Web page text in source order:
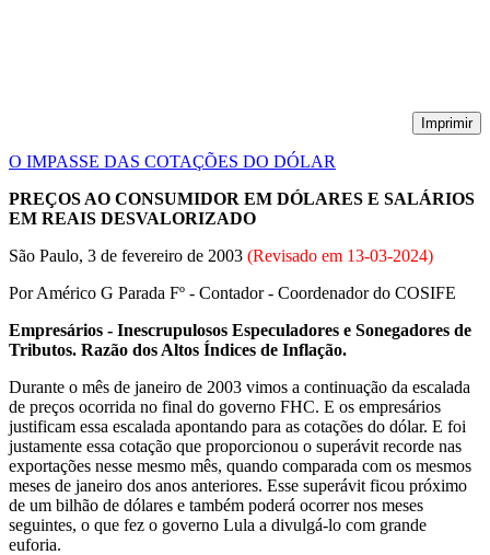
Imprimir
O IMPASSE DAS COTAÇÕES DO DÓLAR
PREÇOS AO CONSUMIDOR EM DÓLARES E SALÁRIOS
EM REAIS DESVALORIZADO
São Paulo, 3 de fevereiro de 2003 (Revisado em 13-03-2024)
Por Américo G Parada Fº - Contador - Coordenador do COSIFE
Empresários - Inescrupulosos Especuladores e Sonegadores de
Tributos. Razão dos Altos Índices de Inflação.
Durante o mês de janeiro de 2003 vimos a continuação da escalada
de preços ocorrida no final do governo FHC. E os empresários
justificam essa escalada apontando para as cotações do dólar. E foi
justamente essa cotação que proporcionou o superávit recorde nas
exportações nesse mesmo mês, quando comparada com os mesmos
meses de janeiro dos anos anteriores. Esse superávit ficou próximo
de um bilhão de dólares e também poderá ocorrer nos meses
seguintes, o que fez o governo Lula a divulgá-lo com grande
euforia.